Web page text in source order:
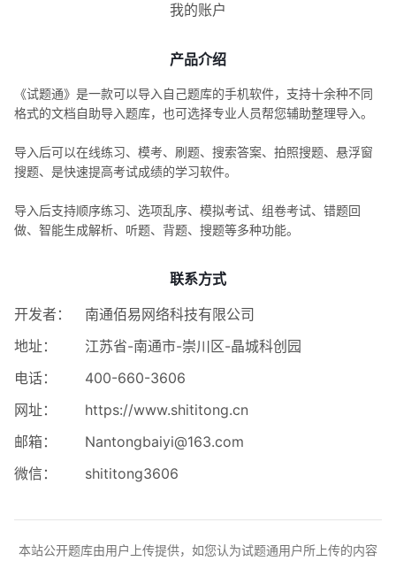
我的账户
产品介绍
《试题通》是一款可以导入自己题库的手机软件，支持十余种不同
格式的文档自助导入题库，也可选择专业人员帮您辅助整理导入。
导入后可以在线练习、模考、刷题、搜索答案、拍照搜题、悬浮窗
搜题、是快速提高考试成绩的学习软件。
导入后支持顺序练习、选项乱序、模拟考试、组卷考试、错题回
做、智能生成解析、听题、背题、搜题等多种功能。
联系方式
开发者：
南通佰易网络科技有限公司
地址：
江苏省-南通市-崇川区-晶城科创园
电话：
400-660-3606
网址：
https://www.shititong.cn
邮箱：
Nantongbaiyi@163.com
微信：
shititong3606
本站公开题库由用户上传提供，如您认为试题通用户所上传的内容